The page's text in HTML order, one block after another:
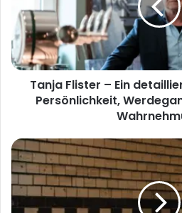
detaillierter
Überblick
über
Persönlichkeit,
Werdegang
öffentliche
Tanja Flister – Ein
Persönlichkeit,
Jessy
Wellmer
Brustkrebs
–
Offenheit,